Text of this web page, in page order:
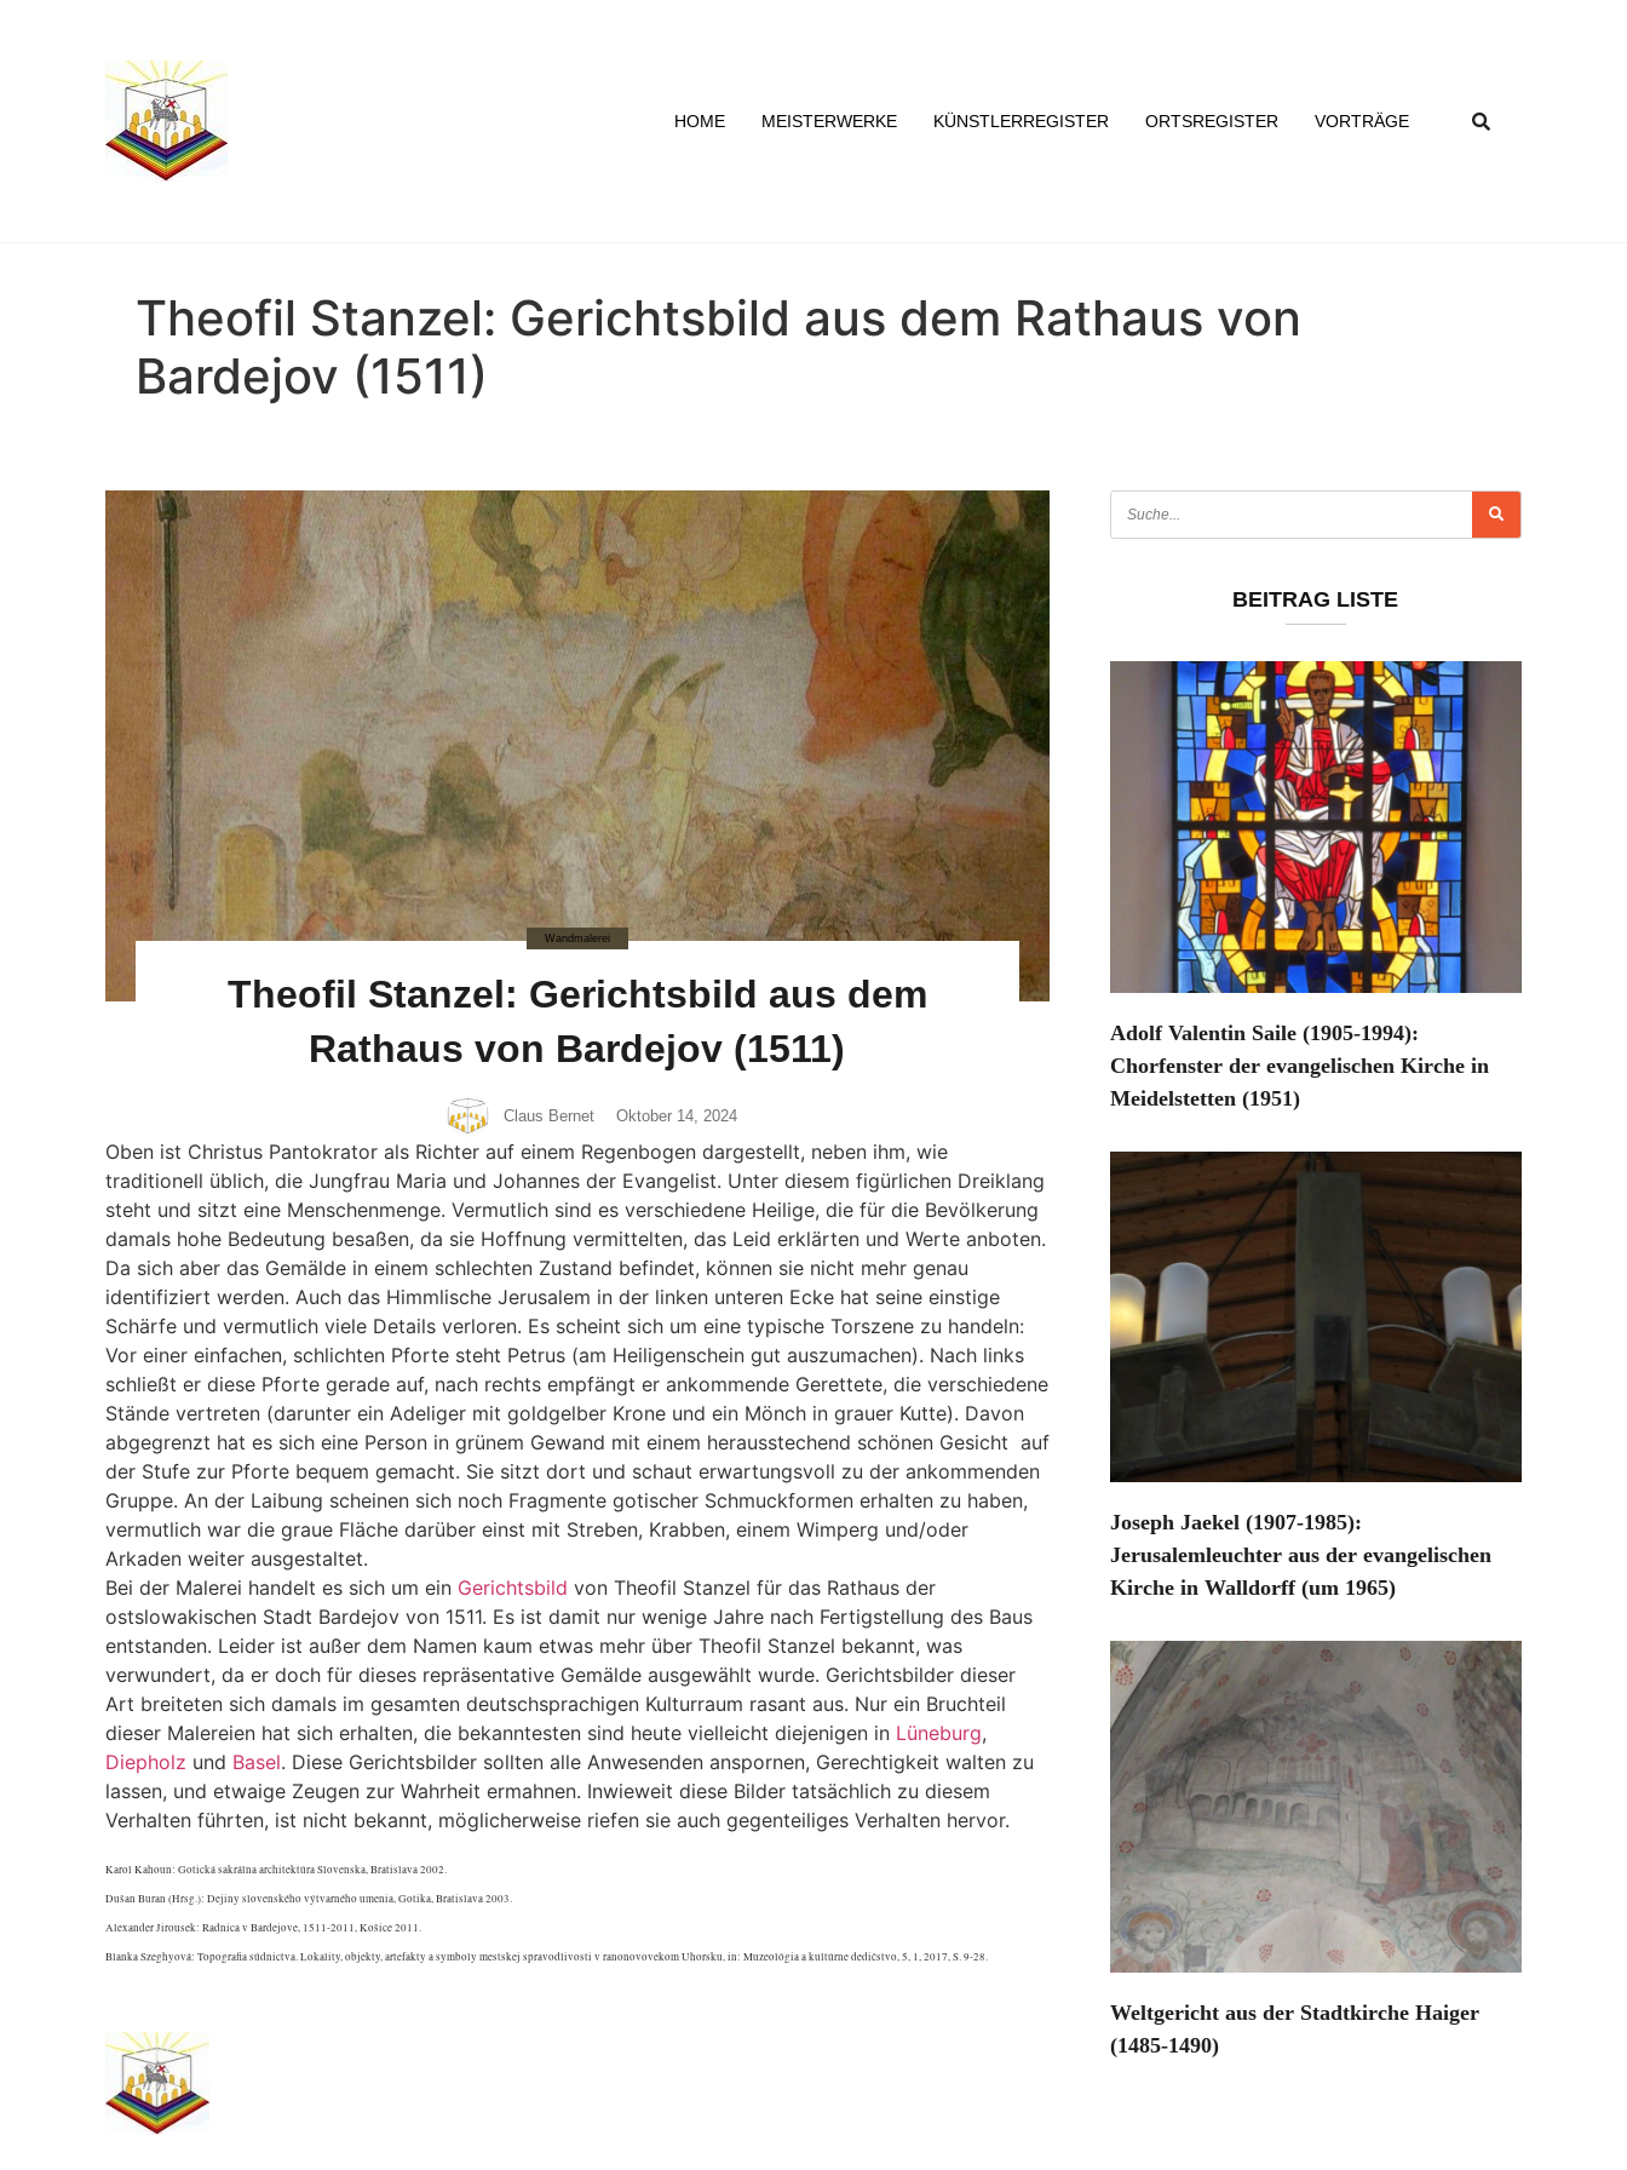
HOME MEISTERWERKE KÜNSTLERREGISTER ORTSREGISTER VORTRÄGE
Theofil Stanzel: Gerichtsbild aus dem Rathaus von
Bardejov (1511)
Wandmalerei
Theofil Stanzel: Gerichtsbild aus dem
Rathaus von Bardejov (1511)
Claus Bernet Oktober 14, 2024
Oben ist Christus Pantokrator als Richter auf einem Regenbogen dargestellt, neben ihm, wie
traditionell üblich, die Jungfrau Maria und Johannes der Evangelist. Unter diesem figürlichen Dreiklang
steht und sitzt eine Menschenmenge. Vermutlich sind es verschiedene Heilige, die für die Bevölkerung
damals hohe Bedeutung besaßen, da sie Hoffnung vermittelten, das Leid erklärten und Werte anboten.
Da sich aber das Gemälde in einem schlechten Zustand befindet, können sie nicht mehr genau
identifiziert werden. Auch das Himmlische Jerusalem in der linken unteren Ecke hat seine einstige
Schärfe und vermutlich viele Details verloren. Es scheint sich um eine typische Torszene zu handeln:
Vor einer einfachen, schlichten Pforte steht Petrus (am Heiligenschein gut auszumachen). Nach links
schließt er diese Pforte gerade auf, nach rechts empfängt er ankommende Gerettete, die verschiedene
Stände vertreten (darunter ein Adeliger mit goldgelber Krone und ein Mönch in grauer Kutte). Davon
abgegrenzt hat es sich eine Person in grünem Gewand mit einem herausstechend schönen Gesicht auf
der Stufe zur Pforte bequem gemacht. Sie sitzt dort und schaut erwartungsvoll zu der ankommenden
Gruppe. An der Laibung scheinen sich noch Fragmente gotischer Schmuckformen erhalten zu haben,
vermutlich war die graue Fläche darüber einst mit Streben, Krabben, einem Wimperg und/oder
Arkaden weiter ausgestaltet.
Bei der Malerei handelt es sich um ein Gerichtsbild von Theofil Stanzel für das Rathaus der
ostslowakischen Stadt Bardejov von 1511. Es ist damit nur wenige Jahre nach Fertigstellung des Baus
entstanden. Leider ist außer dem Namen kaum etwas mehr über Theofil Stanzel bekannt, was
verwundert, da er doch für dieses repräsentative Gemälde ausgewählt wurde. Gerichtsbilder dieser
Art breiteten sich damals im gesamten deutschsprachigen Kulturraum rasant aus. Nur ein Bruchteil
dieser Malereien hat sich erhalten, die bekanntesten sind heute vielleicht diejenigen in Lüneburg,
Diepholz und Basel. Diese Gerichtsbilder sollten alle Anwesenden anspornen, Gerechtigkeit walten zu
lassen, und etwaige Zeugen zur Wahrheit ermahnen. Inwieweit diese Bilder tatsächlich zu diesem
Verhalten führten, ist nicht bekannt, möglicherweise riefen sie auch gegenteiliges Verhalten hervor.
Karol Kahoun: Gotická sakrálna architektúra Slovenska, Bratislava 2002.
Dušan Buran (Hrsg.): Dejiny slovenského výtvarného umenia, Gotika, Bratislava 2003.
Alexander Jirousek: Radnica v Bardejove, 1511-2011, Košice 2011.
Blanka Szeghyová: Topografia súdnictva. Lokality, objekty, artefakty a symboly mestskej spravodlivosti v ranonovovekom Uhorsku, in: Muzeológia a kultúrne dedičstvo, 5, 1, 2017, S. 9-28.
BEITRAG LISTE
Adolf Valentin Saile (1905-1994):
Chorfenster der evangelischen Kirche in
Meidelstetten (1951)
Joseph Jaekel (1907-1985):
Jerusalemleuchter aus der evangelischen
Kirche in Walldorff (um 1965)
Weltgericht aus der Stadtkirche Haiger
(1485-1490)